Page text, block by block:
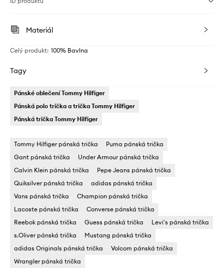
Materiál
Celý produkt: 100% Bavlna
Tagy
Pánské oblečení Tommy Hilfiger
Pánská polo trička a trička Tommy Hilfiger
Pánská trička Tommy Hilfiger
Tommy Hilfiger pánská trička
Puma pánská trička
Gant pánská trička
Under Armour pánská trička
Calvin Klein pánská trička
Pepe Jeans pánská trička
Quiksilver pánská trička
adidas pánská trička
Vans pánská trička
Champion pánská trička
Lacoste pánská trička
Converse pánská trička
Reebok pánská trička
Guess pánská trička
Levi's pánská trička
s.Oliver pánská trička
Mustang pánská trička
adidas Originals pánská trička
Volcom pánská trička
Wrangler pánská trička